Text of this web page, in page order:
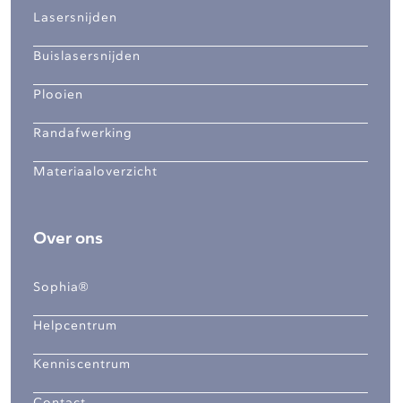
Lasersnijden
Buislasersnijden
Plooien
Randafwerking
Materiaaloverzicht
Over ons
Sophia®
Helpcentrum
Kenniscentrum